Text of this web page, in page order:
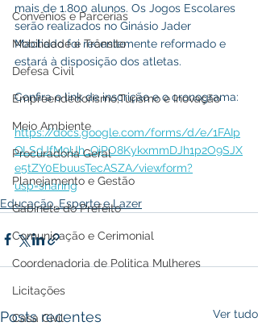
Convênios e Parcerias
Mobilidade e Trânsito
Defesa Civil
Empreendedorismo,Turismo e Inovação
Meio Ambiente
Procuradoria Geral
Planejamento e Gestão
Gabinete do Prefeito
Comunicação e Cerimonial
Coordenadoria de Politica Mulheres
Licitações
Casa Civil
mais de 1.800 alunos. Os Jogos Escolares
serão realizados no Ginásio Jader
Machado foi recentemente reformado e
estará à disposição dos atletas.
Confira o link de inscrição e o cronograma:
https://docs.google.com/forms/d/e/1FAIp
QLSdJfM9Uh_QjPO8KykxmmDJh1p2O9SJX
e5tZY0EbuusTecASZA/viewform?
usp=sharing
Educação, Esporte e Lazer
Posts recentes Ver tudo